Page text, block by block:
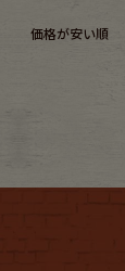
価格が安い順